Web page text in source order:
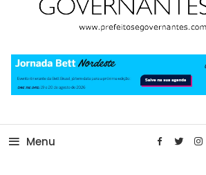
Prefeitos &
Menu